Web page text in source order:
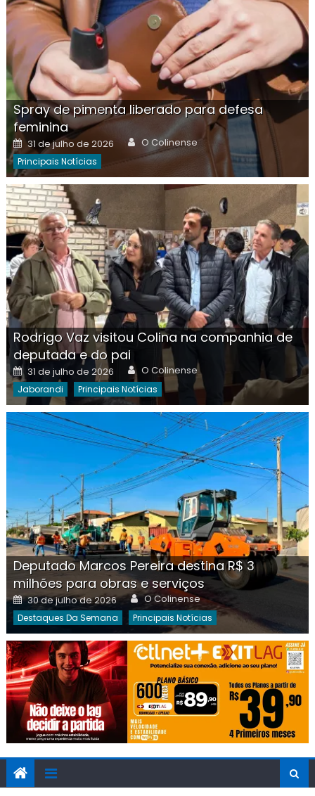
Spray de pimenta liberado para defesa
feminina
Posted
on
31 de julho de 2026 Author
O Colinense
Principais Notícias
Rodrigo Vaz visitou Colina na companhia de
deputada e do pai
Posted
on
31 de julho de 2026 Author
O Colinense
Jaborandi Principais Notícias
Deputado Marcos Pereira destina R$ 3
milhões para obras e serviços
Posted
on
30 de julho de 2026 Author
O Colinense
Destaques Da Semana Principais Notícias